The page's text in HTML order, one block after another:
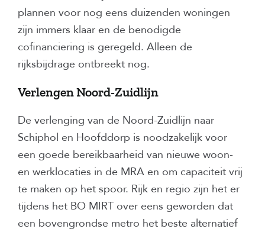
plannen voor nog eens duizenden woningen
zijn immers klaar en de benodigde
cofinanciering is geregeld. Alleen de
rijksbijdrage ontbreekt nog.
Verlengen Noord-Zuidlijn
De verlenging van de Noord-Zuidlijn naar
Schiphol en Hoofddorp is noodzakelijk voor
een goede bereikbaarheid van nieuwe woon-
en werklocaties in de MRA en om capaciteit vrij
te maken op het spoor. Rijk en regio zijn het er
tijdens het BO MIRT over eens geworden dat
een bovengrondse metro het beste alternatief